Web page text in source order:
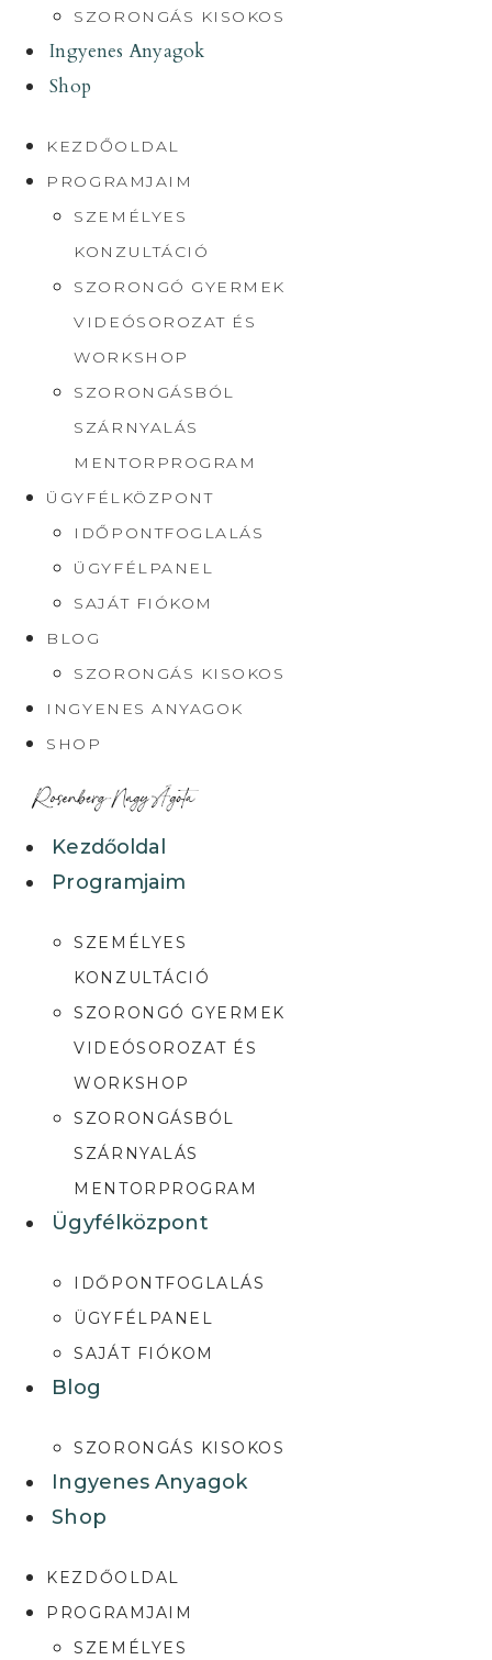
SZORONGÁS KISOKOS
Ingyenes Anyagok
Shop
KEZDŐOLDAL
PROGRAMJAIM
SZEMÉLYES
KONZULTÁCIÓ
SZORONGÓ GYERMEK
VIDEÓSOROZAT ÉS
WORKSHOP
SZORONGÁSBÓL
SZÁRNYALÁS
MENTORPROGRAM
ÜGYFÉLKÖZPONT
IDŐPONTFOGLALÁS
ÜGYFÉLPANEL
SAJÁT FIÓKOM
BLOG
SZORONGÁS KISOKOS
INGYENES ANYAGOK
SHOP
Kezdőoldal
Programjaim
SZEMÉLYES
KONZULTÁCIÓ
SZORONGÓ GYERMEK
VIDEÓSOROZAT ÉS
WORKSHOP
SZORONGÁSBÓL
SZÁRNYALÁS
MENTORPROGRAM
Ügyfélközpont
IDŐPONTFOGLALÁS
ÜGYFÉLPANEL
SAJÁT FIÓKOM
Blog
SZORONGÁS KISOKOS
Ingyenes Anyagok
Shop
KEZDŐOLDAL
PROGRAMJAIM
SZEMÉLYES